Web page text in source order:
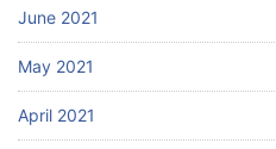
June 2021
May 2021
April 2021